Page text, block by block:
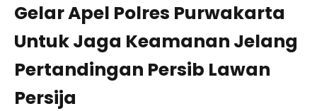
Gelar Apel Polres Purwakarta
Untuk Jaga Keamanan Jelang
Pertandingan Persib Lawan
Persija